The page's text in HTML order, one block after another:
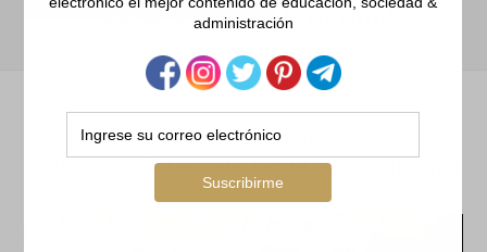
estado de resultado integral
CONTABILIDAD
¿Qué es el Estado de Resultado? Ejemplo
en Excel